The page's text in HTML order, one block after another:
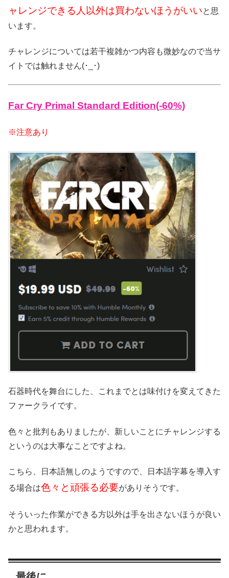
ャレンジできる人以外は買わないほうがいいと思
います。
チャレンジについては若干複雑かつ内容も微妙なので当サ
イトでは触れません(･_･)
Far Cry Primal Standard Edition(-60%)
※注意あり
石器時代を舞台にした、これまでとは味付けを変えてきた
ファークライです。
色々と批判もありましたが、新しいことにチャレンジする
というのは大事なことですよね。
こちら、日本語無しのようですので、日本語字幕を導入す
る場合は色々と頑張る必要がありそうです。
そういった作業ができる方以外は手を出さないほうが良い
かと思われます。